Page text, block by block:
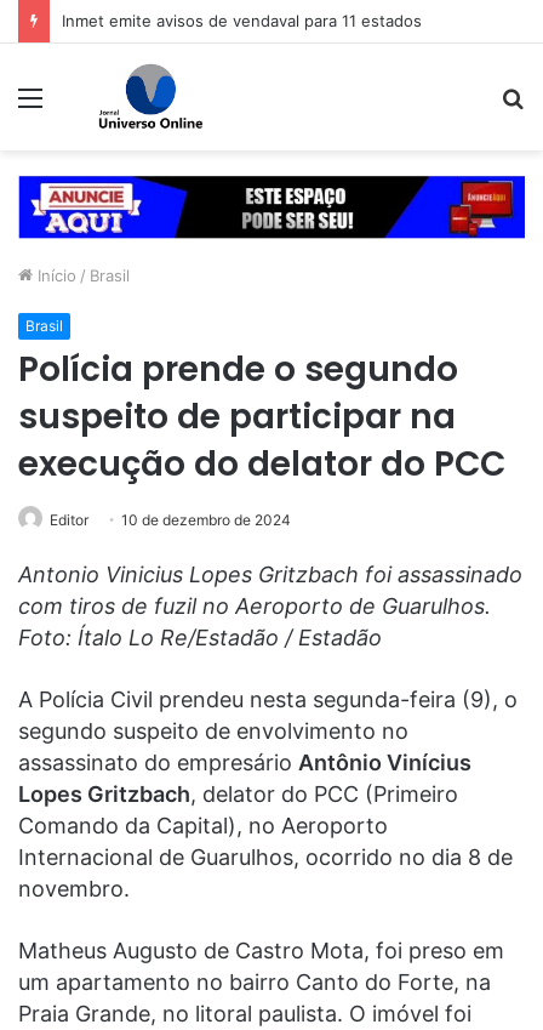
Inmet emite avisos de vendaval para 11 estados
Menu
Início / Brasil
Brasil
Polícia prende o segundo
suspeito de participar na
execução do delator do PCC
Editor 10 de dezembro de 2024
Antonio Vinicius Lopes Gritzbach foi assassinado
com tiros de fuzil no Aeroporto de Guarulhos.
Foto: Ítalo Lo Re/Estadão / Estadão
A Polícia Civil prendeu nesta segunda-feira (9), o
segundo suspeito de envolvimento no
assassinato do empresário Antônio Vinícius
Lopes Gritzbach, delator do PCC (Primeiro
Comando da Capital), no Aeroporto
Internacional de Guarulhos, ocorrido no dia 8 de
novembro.
Matheus Augusto de Castro Mota, foi preso em
um apartamento no bairro Canto do Forte, na
Praia Grande, no litoral paulista. O imóvel foi